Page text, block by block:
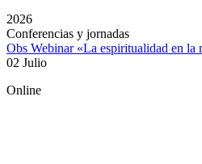
2026
Conferencias y jornadas
Obs Webinar «La espiritualidad en la
02 Julio
Online